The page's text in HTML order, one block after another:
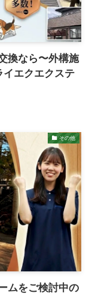
換なら〜外構施
エクエクステ
その他
をご検討中の